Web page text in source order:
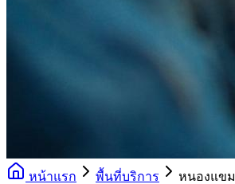
หน้าแรก พื้นที่บริการ หนองแขม